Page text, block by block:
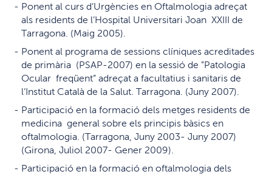
Ponent al curs d’Urgències en Oftalmologia adreçat
als residents de l’Hospital Universitari Joan XXIII de
Tarragona. (Maig 2005).
Ponent al programa de sessions clíniques acreditades
de primària (PSAP-2007) en la sessió de ”Patologia
Ocular freqüent” adreçat a facultatius i sanitaris de
l’Institut Català de la Salut. Tarragona. (Juny 2007).
Participació en la formació dels metges residents de
medicina general sobre els principis bàsics en
oftalmologia. (Tarragona, Juny 2003- Juny 2007)
(Girona, Juliol 2007- Gener 2009).
Participació en la formació en oftalmologia dels